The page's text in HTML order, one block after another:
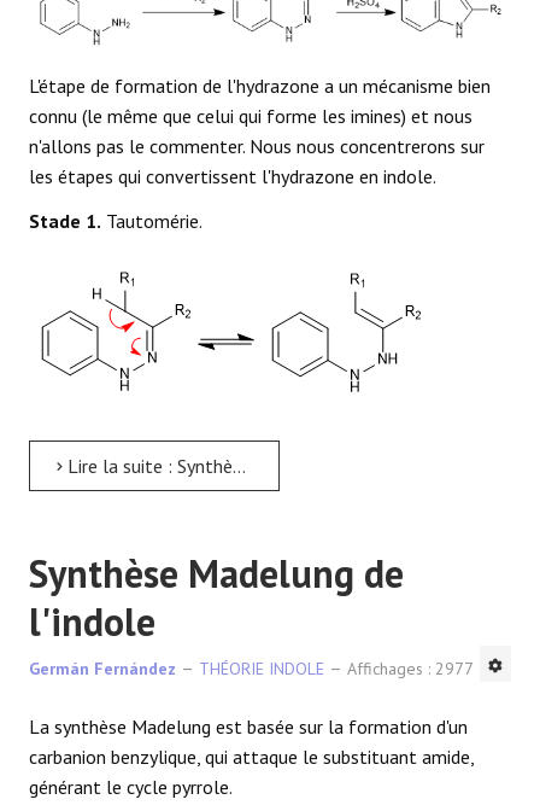
L'étape de formation de l'hydrazone a un mécanisme bien
connu (le même que celui qui forme les imines) et nous
n'allons pas le commenter. Nous nous concentrerons sur
les étapes qui convertissent l'hydrazone en indole.
Stade 1. Tautomérie.
Lire la suite : Synthèse de Fisher de l'indole
Synthèse Madelung de
l'indole
Germán Fernández THÉORIE INDOLE Affichages : 2977
La synthèse Madelung est basée sur la formation d'un
carbanion benzylique, qui attaque le substituant amide,
générant le cycle pyrrole.